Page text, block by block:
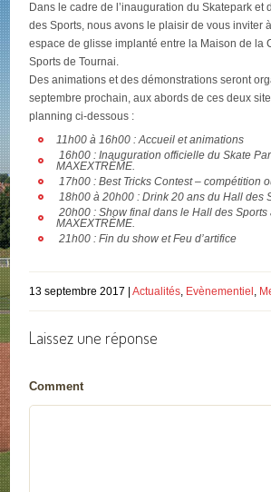
Dans le cadre de l’inauguration du Skatepark et
des Sports, nous avons le plaisir de vous inviter
espace de glisse implanté entre la Maison de la
Sports de Tournai.
Des animations et des démonstrations seront
septembre prochain, aux abords de ces deux
planning ci-dessous :
11h00 à 16h00 : Accueil et animations
16h00 : Inauguration officielle du Skate
MAXEXTRÈME.
17h00 : Best Tricks Contest – compétition
18h00 à 20h00 : Drink 20 ans du Hall des
20h00 : Show final dans le Hall des Sports
MAXEXTRÈME.
21h00 : Fin du show et Feu d’artifice
13 septembre 2017 |Actualités, Evènementiel ,
Laissez une réponse
Comment